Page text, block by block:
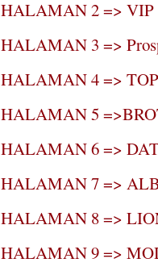
HALAMAN 2 => VIP
HALAMAN 3 =>
HALAMAN 4 => TOP
HALAMAN 5
HALAMAN 6 =>
HALAMAN 7 =>
HALAMAN 8 =>
HALAMAN 9 =>